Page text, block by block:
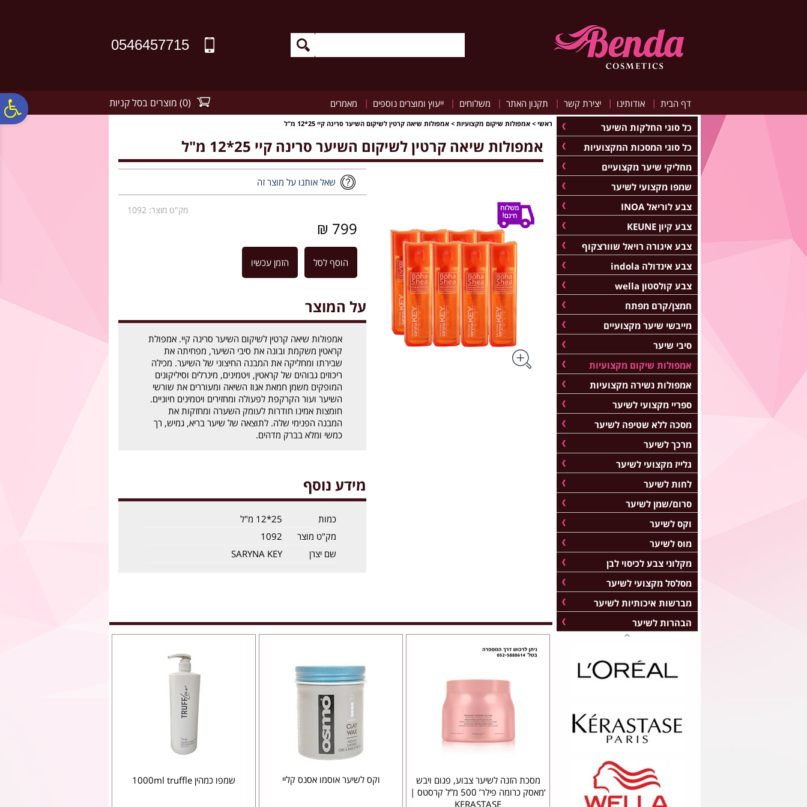
0546457715
דף הבית | אודותינו | יצירת קשר | תקנון האתר | משלוחים | ייעוץ ומוצרים נוספים | מאמרים (
0
) מוצרים בסל קניות
ראשי > אמפולות שיקום מקצועיות > אמפולות שיאה קרטין לשיקום השיער סרינה קיי 25*12 מ"ל
אמפולות שיאה קרטין לשיקום השיער סרינה קיי 25*12 מ"ל
שאל אותנו על מוצר זה
מק"ט מוצר: 1092
799 ₪
הוסף לסל הזמן עכשיו
על המוצר
אמפולות שיאה קרטין לשיקום השיער סרינה קיי. אמפולת
קראטין משקמת ובונה את סיבי השיער, מפחיתה את
שבירתו ומחליקה את המבנה החיצוני של השיער. מכילה
ריכוזים גבוהים של קראטין, ויטמינים, מינרלים וסיליקונים
המופקים משמן חמאת אגוז השיאה ומעוררים את שורשי
השיער ועור הקרקפת לפעולה ומחזירים ויטמינים חיוניים.
חומצות אמינו חודרות לעומק השערה ומחזקות את
המבנה הפנימי שלה. לתוצאה של שיער בריא, גמיש, רך
כמשי ומלא בברק מדהים.
מידע נוסף
כמות
25*12 מ"ל
מק"ט מוצר
1092
שם יצרן
SARYNA KEY
מסכת הזנה לשיער צבוע, פגום ויבש
‘מאסק כרומה פילר’ 500 מ”ל קרסטס |
KERASTASE
וקס לשיער אוסמו אסנס קליי שמפו כמהין 1000ml truffle
כל סוגי החלקות השיער
כל סוגי המסכות המקצועיות
מחליקי שיער מקצועיים
שמפו מקצועי לשיער
צבע לוריאל INOA
צבע קיון KEUNE
צבע איגורה רויאל שוורצקוף
צבע אינדולה indola
צבע קולסטון wella
חמצן/קרם מפתח
מייבשי שיער מקצועיים
סיבי שיער
אמפולות שיקום מקצועיות
אמפולות נשירה מקצועיות
ספריי מקצועי לשיער
מסכה ללא שטיפה לשיער
מרכך לשיער
גלייז מקצועי לשיער
לחות לשיער
סרום/שמן לשיער
וקס לשיער
מוס לשיער
מקלוני צבע לכיסוי לבן
מסלסל מקצועי לשיער
מברשות איכותיות לשיער
הבהרות לשיער